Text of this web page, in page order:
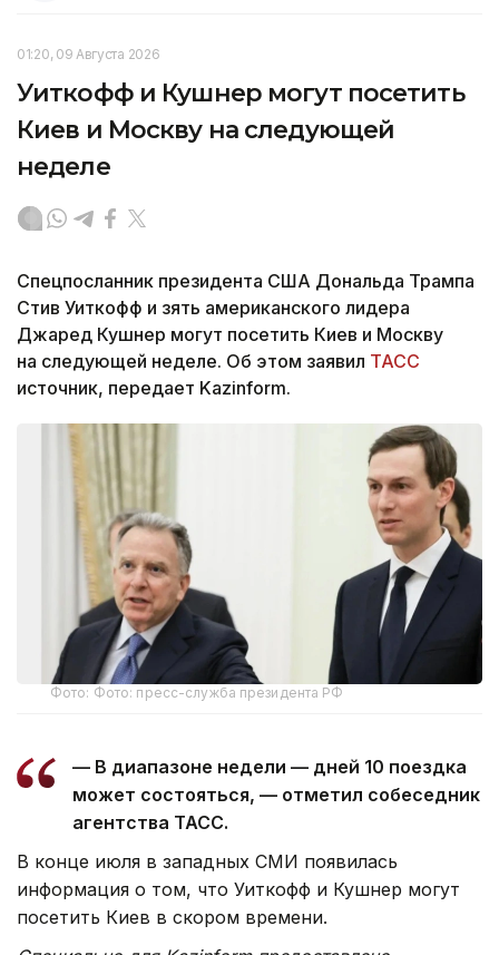
01:20, 09 Августа 2026
Уиткофф и Кушнер могут посетить
Киев и Москву на следующей
неделе
Спецпосланник президента США Дональда Трампа
Стив Уиткофф и зять американского лидера
Джаред Кушнер могут посетить Киев и Москву
на следующей неделе. Об этом заявил ТАСС
источник, передает Kazinform.
Фото: Фото: пресс-служба президента РФ
— В диапазоне недели — дней 10 поездка
может состояться, — отметил собеседник
агентства ТАСС.
В конце июля в западных СМИ появилась
информация о том, что Уиткофф и Кушнер могут
посетить Киев в скором времени.